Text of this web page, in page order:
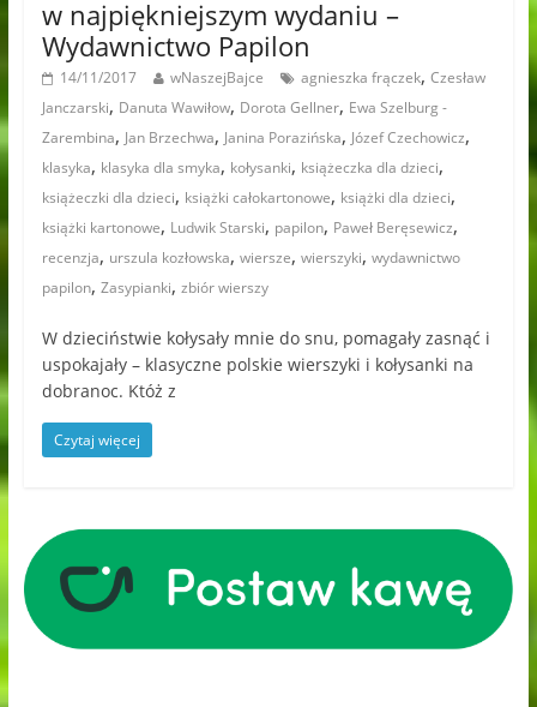
w najpiękniejszym wydaniu –
Wydawnictwo Papilon
14/11/2017 wNaszejBajce agnieszka frączek, Czesław
Janczarski, Danuta Wawiłow, Dorota Gellner, Ewa Szelburg -
Zarembina, Jan Brzechwa, Janina Porazińska, Józef Czechowicz,
klasyka, klasyka dla smyka, kołysanki, książeczka dla dzieci,
książeczki dla dzieci, książki całokartonowe, książki dla dzieci,
książki kartonowe, Ludwik Starski, papilon, Paweł Beręsewicz,
recenzja, urszula kozłowska, wiersze, wierszyki, wydawnictwo
papilon, Zasypianki, zbiór wierszy
W dzieciństwie kołysały mnie do snu, pomagały zasnąć i
uspokajały – klasyczne polskie wierszyki i kołysanki na
dobranoc. Któż z
Czytaj więcej